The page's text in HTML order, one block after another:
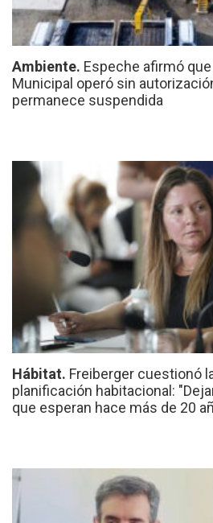
Ambiente. Espeche afirmó
Municipal operó sin
permanece suspendida
Hábitat. Freiberger cuestionó
planificación habitacional:
que esperan hace más de 20